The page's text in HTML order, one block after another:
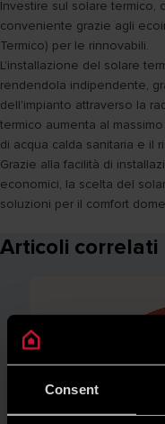
Consent
Investire sul solare termico,
conveniente grazie agli
Termico) per le rinnovabili.
L'installazione del solare
rendendola indipendente,
dell'impianto attraverso la
termico aumenta al
di acqua calda sanitaria e il
Grazie alla facilità di
economici, la scelta del
soluzioni per il comfort
Articoli correlati